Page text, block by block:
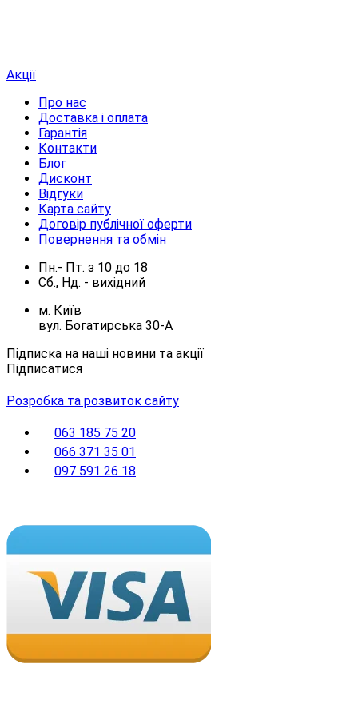
Акції
Про нас
Доставка і оплата
Гарантія
Контакти
Блог
Дисконт
Відгуки
Карта сайту
Договір публічної оферти
Повернення та обмін
Пн.- Пт. з 10 до 18
Сб., Нд. - вихідний
м. Київ
вул. Богатирська 30-А
Підписка на наші новини та акції
Підписатися
Розробка та розвиток сайту
063 185 75 20
066 371 35 01
097 591 26 18